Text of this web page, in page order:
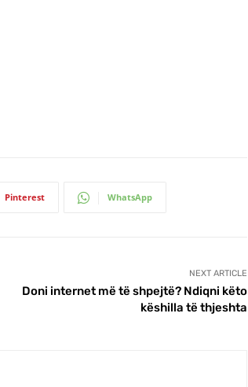
Pinterest WhatsApp
NEXT ARTICLE
Doni internet më të shpejtë? Ndiqni këto
këshilla të thjeshta